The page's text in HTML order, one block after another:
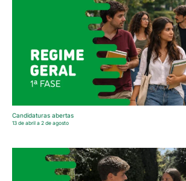
Candidaturas abertas
13 de abril a 2 de agosto